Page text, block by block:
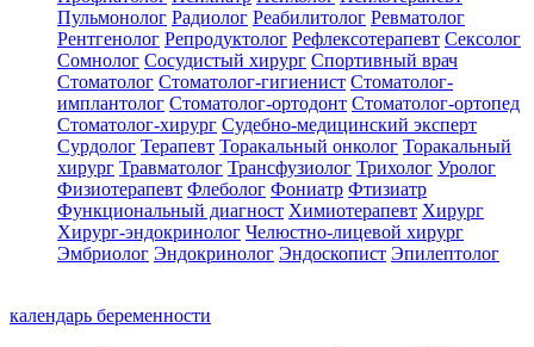
Пульмонолог Радиолог Реабилитолог Ревматолог
Рентгенолог Репродуктолог Рефлексотерапевт Сексолог
Сомнолог Сосудистый хирург Спортивный врач
Стоматолог Стоматолог-гигиенист Стоматолог-
имплантолог Стоматолог-ортодонт Стоматолог-ортопед
Стоматолог-хирург Судебно-медицинский эксперт
Сурдолог Терапевт Торакальный онколог Торакальный
хирург Травматолог Трансфузиолог Трихолог Уролог
Физиотерапевт Флеболог Фониатр Фтизиатр
Функциональный диагност Химиотерапевт Хирург
Хирург-эндокринолог Челюстно-лицевой хирург
Эмбриолог Эндокринолог Эндоскопист Эпилептолог
календарь беременности